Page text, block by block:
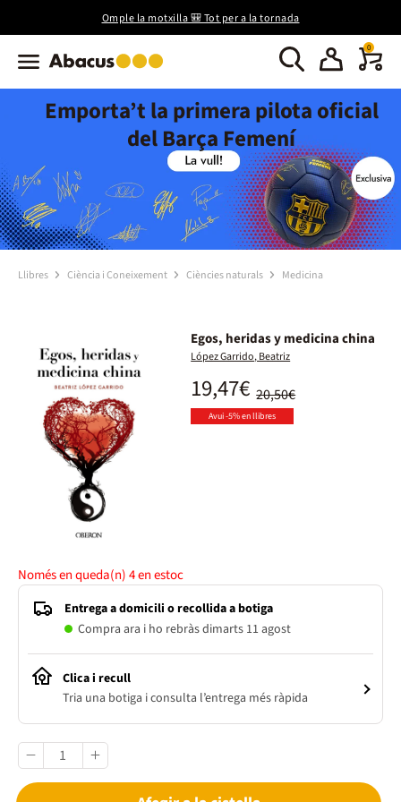
Omple la motxilla 🎒 Tot per a la tornada
0
Emporta’t la primera pilota oficial
del Barça Femení
Llibres Ciència i Coneixement Ciències naturals Medicina
Egos, heridas y medicina china
López Garrido, Beatriz
20,50€
19,47€
Avui -5% en llibres
Només en queda(n)4en estoc
Entrega a domicili o recollida a botiga
Compra ara i ho rebràs dimarts 11 agost
Clica i recull
Tria una botiga i consulta l’entrega més ràpida